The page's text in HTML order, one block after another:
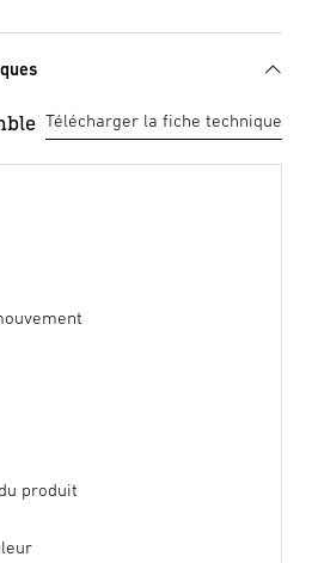
Télécharger la fiche technique
produit